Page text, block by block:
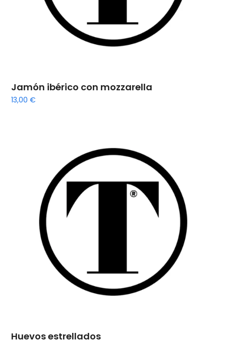
Jamón ibérico con mozzarella
13,00€
Huevos estrellados